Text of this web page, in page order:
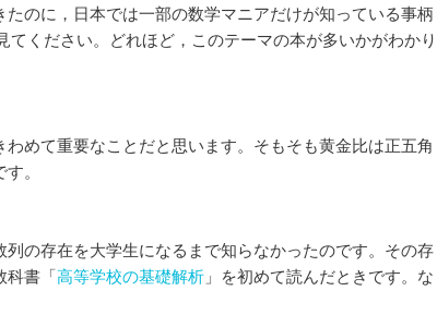
のに，日本では一部の数学マニアだけが知っている事柄
てください。どれほど，このテーマの本が多いかがわかり
めて重要なことだと思います。そもそも黄金比は正五角
。
の存在を大学生になるまで知らなかったのです。その存
科書「高等学校の基礎解析 」を初めて読んだときです。な